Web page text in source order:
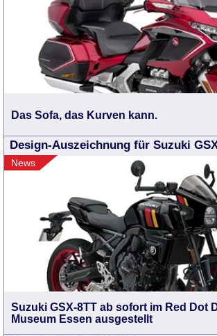
Das Sofa, das Kurven kann.
Design-Auszeichnung für Suzuki
News
Suzuki GSX-8TT ab sofort im Red Dot
Museum Essen ausgestellt